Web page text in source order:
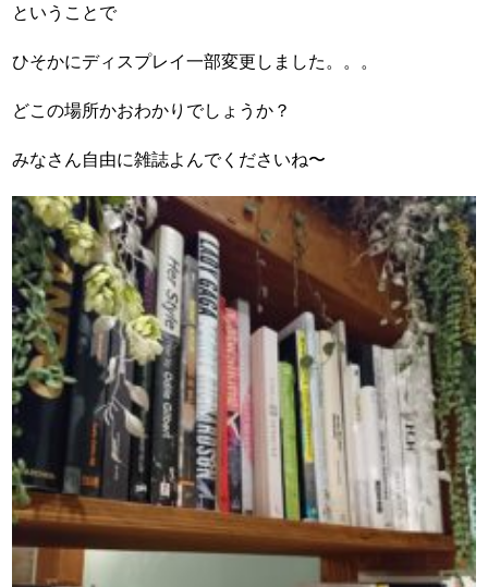
ということで
ひそかにディスプレイ一部変更しました。。。
どこの場所かおわかりでしょうか？
みなさん自由に雑誌よんでくださいね〜